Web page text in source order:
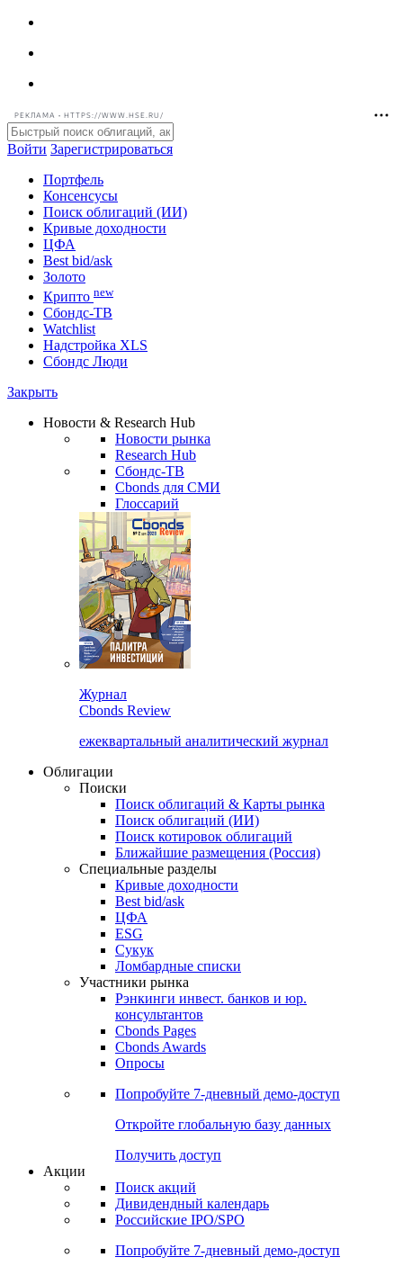
РЕКЛАМА • HTTPS://WWW.HSE.RU/
Войти Зарегистрироваться
Портфель
Консенсусы
Поиск облигаций (ИИ)
Кривые доходности
ЦФА
Best bid/ask
Золото
Крипто new
Watchlist
Сбондс Люди
Новости & Research Hub
Новости рынка
Research Hub
Сбондс-ТВ
Cbonds для СМИ
Глоссарий
Cbonds Review
ежеквартальный аналитический журнал
Облигации
Поиски
Поиск облигаций & Карты рынка
Поиск облигаций (ИИ)
Поиск котировок облигаций
Ближайшие размещения (Россия)
Специальные разделы
Кривые доходности
Best bid/ask
ЦФА
ESG
Сукук
Ломбардные списки
Участники рынка
Рэнкинги инвест. банков и юр.
Cbonds Pages
Опросы
Попробуйте7-дневный
Откройте глобальную базу данных
Получить доступ
Поиск акций